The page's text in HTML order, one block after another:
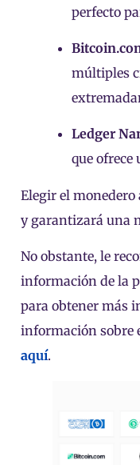
perfecto
múltiples
Ledger
que ofrece
Elegir el monedero
y garantizará una
No obstante, le
información de la
para obtener más
información sobre
aquí.